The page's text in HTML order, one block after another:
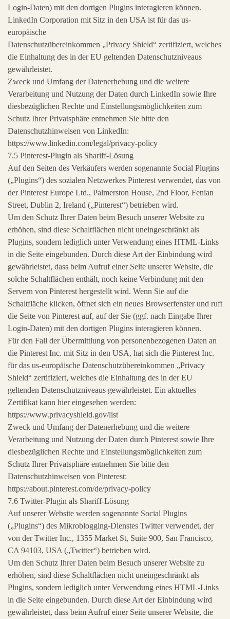
Login-Daten) mit den dortigen Plugins interagieren können.
LinkedIn Corporation mit Sitz in den USA ist für das us-
europäische
Datenschutzübereinkommen „Privacy Shield“ zertifiziert, welches
die Einhaltung des in der EU geltenden Datenschutzniveaus
gewährleistet.
Zweck und Umfang der Datenerhebung und die weitere
Verarbeitung und Nutzung der Daten durch LinkedIn sowie Ihre
diesbezüglichen Rechte und Einstellungsmöglichkeiten zum
Schutz Ihrer Privatsphäre entnehmen Sie bitte den
Datenschutzhinweisen von LinkedIn:
https://www.linkedin.com/legal/privacy-policy
7.5 Pinterest-Plugin als Shariff-Lösung
Auf den Seiten des Verkäufers werden sogenannte Social Plugins
(„Plugins“) des sozialen Netzwerkes Pinterest verwendet, das von
der Pinterest Europe Ltd., Palmerston House, 2nd Floor, Fenian
Street, Dublin 2, Ireland („Pinterest“) betrieben wird.
Um den Schutz Ihrer Daten beim Besuch unserer Website zu
erhöhen, sind diese Schaltflächen nicht uneingeschränkt als
Plugins, sondern lediglich unter Verwendung eines HTML-Links
in die Seite eingebunden. Durch diese Art der Einbindung wird
gewährleistet, dass beim Aufruf einer Seite unserer Website, die
solche Schaltflächen enthält, noch keine Verbindung mit den
Servern von Pinterest hergestellt wird. Wenn Sie auf die
Schaltfläche klicken, öffnet sich ein neues Browserfenster und ruft
die Seite von Pinterest auf, auf der Sie (ggf. nach Eingabe Ihrer
Login-Daten) mit den dortigen Plugins interagieren können.
Für den Fall der Übermittlung von personenbezogenen Daten an
die Pinterest Inc. mit Sitz in den USA, hat sich die Pinterest Inc.
für das us-europäische Datenschutzübereinkommen „Privacy
Shield“ zertifiziert, welches die Einhaltung des in der EU
geltenden Datenschutzniveaus gewährleistet. Ein aktuelles
Zertifikat kann hier eingesehen werden:
https://www.privacyshield.gov/list
Zweck und Umfang der Datenerhebung und die weitere
Verarbeitung und Nutzung der Daten durch Pinterest sowie Ihre
diesbezüglichen Rechte und Einstellungsmöglichkeiten zum
Schutz Ihrer Privatsphäre entnehmen Sie bitte den
Datenschutzhinweisen von Pinterest:
https://about.pinterest.com/de/privacy-policy
7.6 Twitter-Plugin als Shariff-Lösung
Auf unserer Website werden sogenannte Social Plugins
(„Plugins“) des Mikroblogging-Dienstes Twitter verwendet, der
von der Twitter Inc., 1355 Market St, Suite 900, San Francisco,
CA 94103, USA („Twitter“) betrieben wird.
Um den Schutz Ihrer Daten beim Besuch unserer Website zu
erhöhen, sind diese Schaltflächen nicht uneingeschränkt als
Plugins, sondern lediglich unter Verwendung eines HTML-Links
in die Seite eingebunden. Durch diese Art der Einbindung wird
gewährleistet, dass beim Aufruf einer Seite unserer Website, die